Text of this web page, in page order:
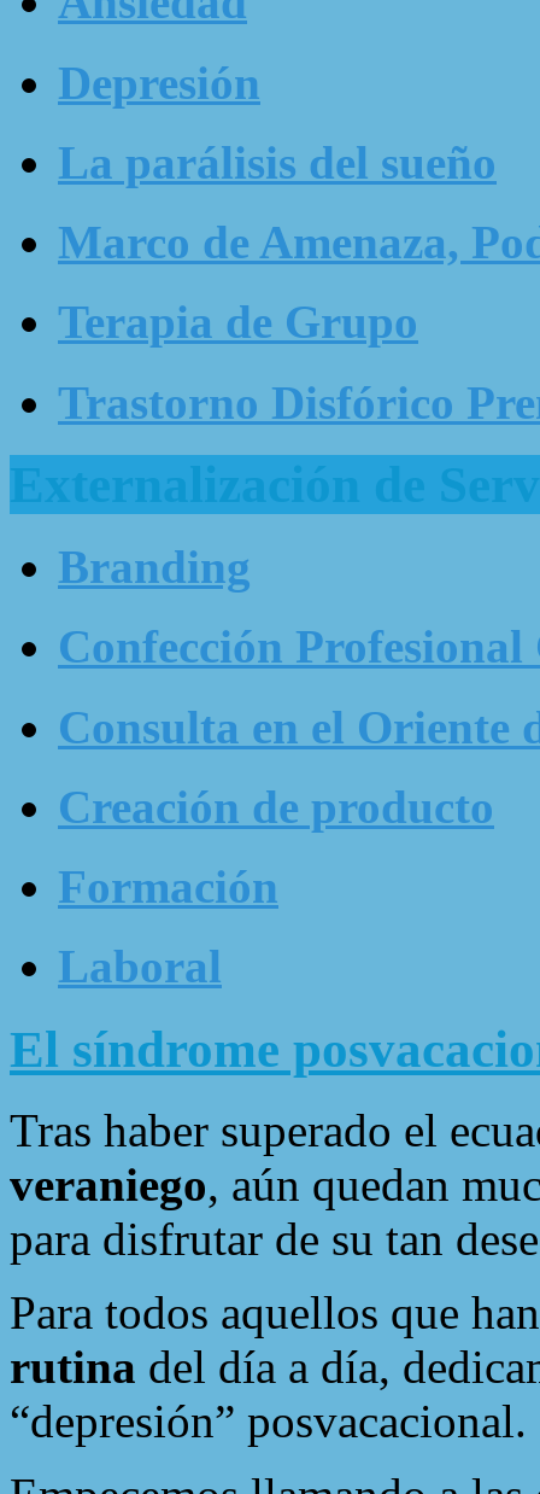
Depresión
La parálisis del sueño
Marco de Amenaza,
Terapia de Grupo
Trastorno Disfórico
Externalización de
Branding
Confección Profesional
Consulta en el Oriente
Creación de producto
Formación
Laboral
El síndrome
Tras haber superado el
veraniego, aún quedan
para disfrutar de su tan
Para todos aquellos que
rutina del día a día,
“depresión” posvacacional.